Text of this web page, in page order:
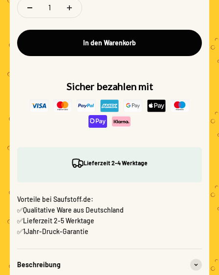
In den Warenkorb
Sicher bezahlen mit
Lieferzeit 2-4 Werktage
Vorteile bei Saufstoff.de:
✅Qualitative Ware aus Deutschland
✅Lieferzeit 2-5 Werktage
✅1Jahr-Druck-Garantie
Beschreibung